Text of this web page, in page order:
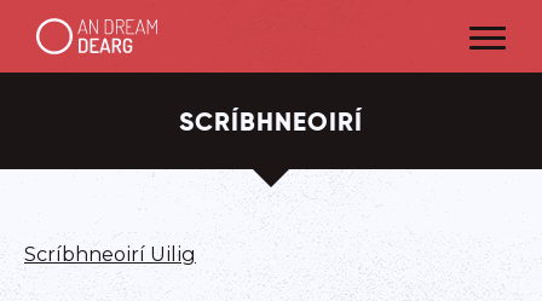
SCRÍBHNEOIRÍ
Scríbhneoirí Uilig